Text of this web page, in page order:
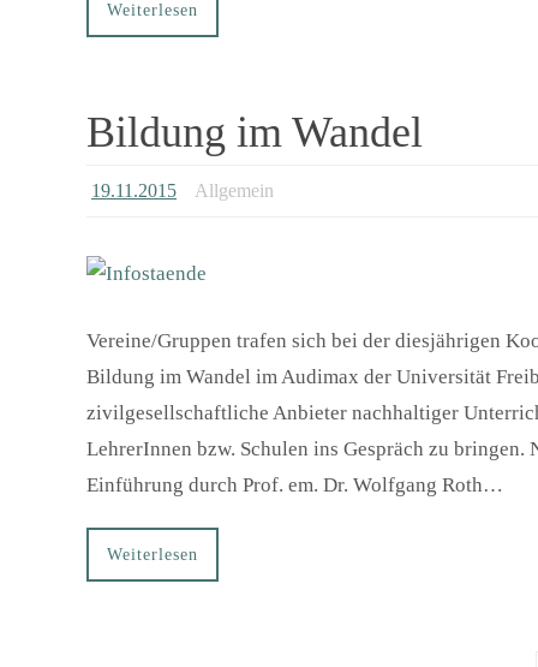
Weiterlesen
Bildung im Wandel
19.11.2015 Allgemein
Vereine/Gruppen trafen sich bei der diesjährigen
Bildung im Wandel im Audimax der Universität
zivilgesellschaftliche Anbieter nachhaltiger
LehrerInnen bzw. Schulen ins Gespräch zu bringen.
Einführung durch Prof. em. Dr. Wolfgang Roth…
Weiterlesen